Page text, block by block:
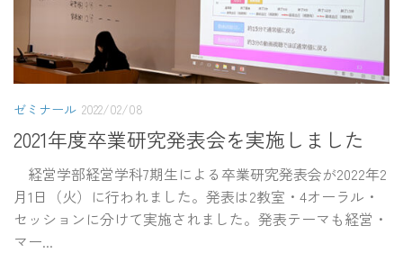
ゼミナール 2022/02/08
2021年度卒業研究発表会を実施しました
経営学部経営学科7期生による卒業研究発表会が2022年2
月1日（火）に行われました。発表は2教室・4オーラル・
セッションに分けて実施されました。発表テーマも経営・
マー...